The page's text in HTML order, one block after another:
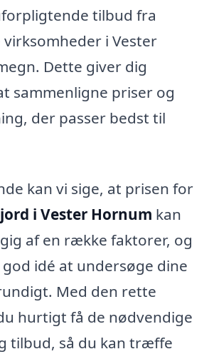
tilbud fra
i Vester
Dette giver dig
sammenligne priser og
der passer bedst til
kan vi sige, at prisen for
i Vester Hornum kan
af en række faktorer, og
idé at undersøge dine
Med den rette
hurtigt få de nødvendige
tilbud, så du kan træffe